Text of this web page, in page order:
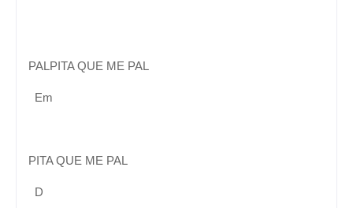
PALPITA QUE ME PAL
Em
PITA QUE ME PAL
D